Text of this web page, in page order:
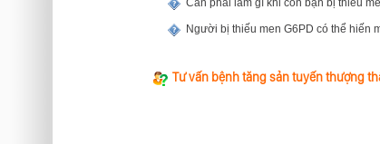
Cần phải làm gì khi con bạn bị thiếu
Người bị thiếu men G6PD có thể hiến
Tư vấn bệnh tăng sản tuyến thượng